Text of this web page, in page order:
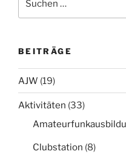
nach:
BEITRÄGE
AJW (19)
Aktivitäten (33)
Clubstation (8)